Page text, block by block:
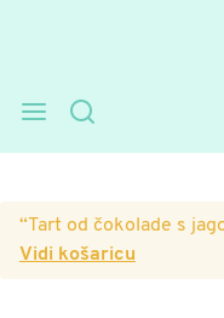
“Tart od čokolade s
Vidi košaricu